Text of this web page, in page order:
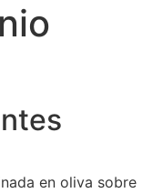
en oliva sobre